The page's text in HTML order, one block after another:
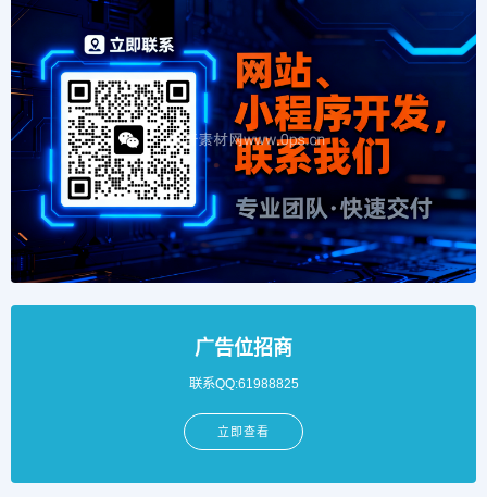
广告位招商
联系QQ:61988825
立即查看